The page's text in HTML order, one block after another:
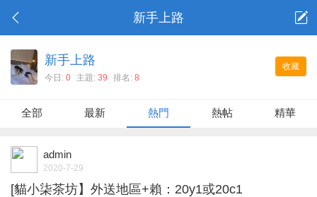
新手上路
收藏
新手上路
今日:0 主題:39 排名:8
全部 最新 熱門 熱帖 精華
admin
2020-7-29
[貓小柒茶坊】外送地區+賴：20y1或20c1